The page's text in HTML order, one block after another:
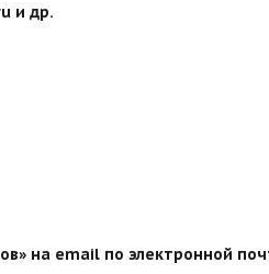
и др.
на email по электронной